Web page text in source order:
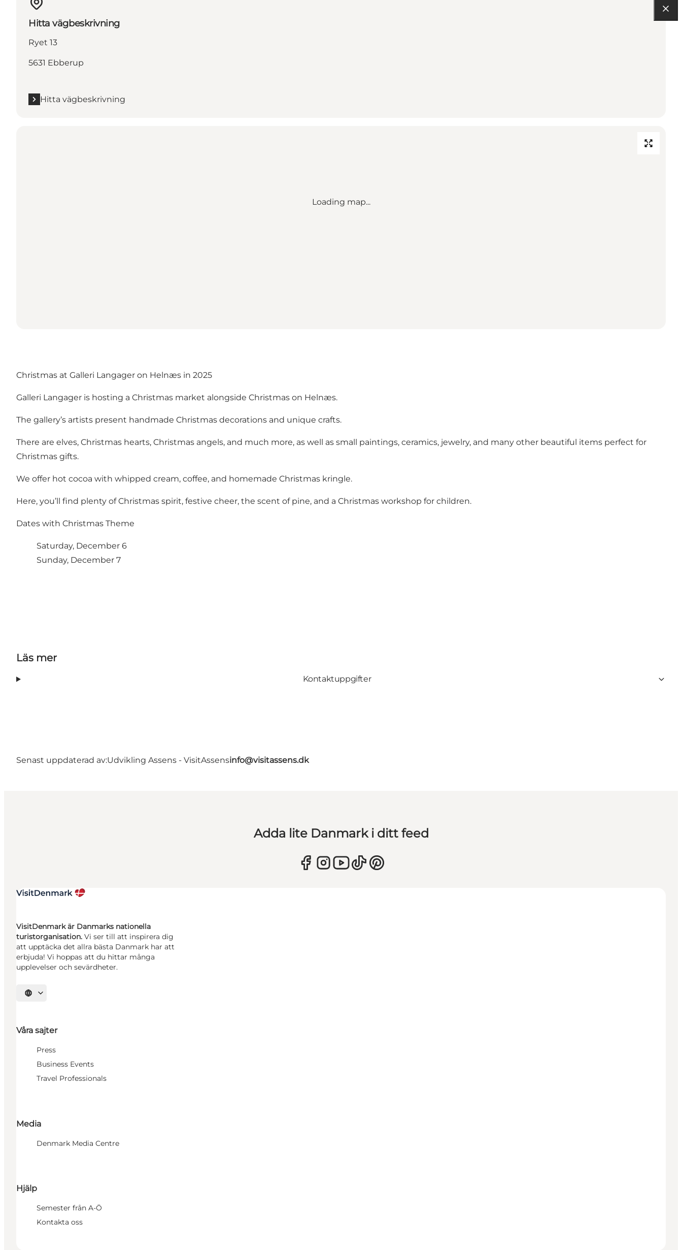
Hitta vägbeskrivning
Ryet 13
5631 Ebberup
Hitta vägbeskrivning
Loading map...
Christmas at Galleri Langager on Helnæs in 2025
Galleri Langager is hosting a Christmas market alongside Christmas on Helnæs.
The gallery’s artists present handmade Christmas decorations and unique crafts.
There are elves, Christmas hearts, Christmas angels, and much more, as well as small paintings, ceramics, jewelry, and many other beautiful items perfect for
Christmas gifts.
We offer hot cocoa with whipped cream, coffee, and homemade Christmas kringle.
Here, you’ll find plenty of Christmas spirit, festive cheer, the scent of pine, and a Christmas workshop for children.
Dates with Christmas Theme
Saturday, December 6
Sunday, December 7
Läs mer
Kontaktuppgifter
Senast uppdaterad av:Udvikling Assens - VisitAssensinfo@visitassens.dk
Adda lite Danmark i ditt feed
VisitDenmark är Danmarks nationella
turistorganisation. Vi ser till att inspirera dig
att upptäcka det allra bästa Danmark har att
erbjuda! Vi hoppas att du hittar många
upplevelser och sevärdheter.
Välj språk
Våra sajter
Press
Business Events
Travel Professionals
Media
Denmark Media Centre
Hjälp
Semester från A-Ö
Kontakta oss